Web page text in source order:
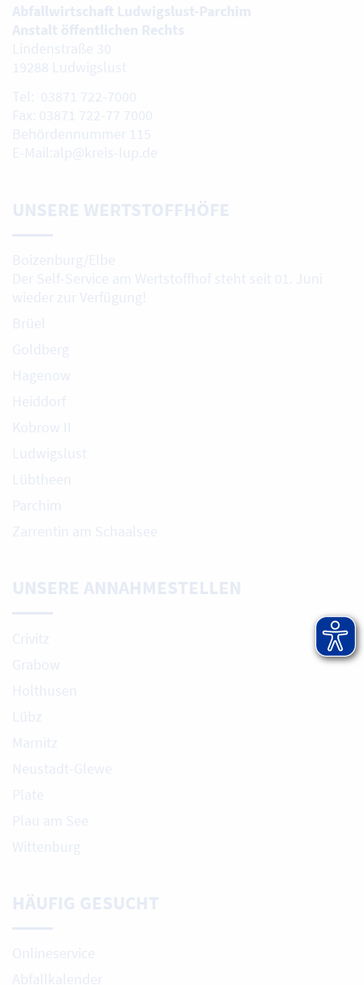
Abfallwirtschaft Ludwigslust-Parchim
Anstalt öffentlichen Rechts
Lindenstraße 30
19288 Ludwigslust
Tel: 03871 722-7000
Fax: 03871 722-77 7000
Behördennummer 115
E-Mail:alp@kreis-lup.de
UNSERE WERTSTOFFHÖFE
Boizenburg/Elbe
Der Self-Service am Wertstoffhof steht seit 01. Juni
wieder zur Verfügung!
Brüel
Goldberg
Hagenow
Heiddorf
Kobrow II
Ludwigslust
Lübtheen
Parchim
Zarrentin am Schaalsee
UNSERE ANNAHMESTELLEN
Crivitz
Grabow
Holthusen
Lübz
Marnitz
Neustadt-Glewe
Plate
Plau am See
Wittenburg
HÄUFIG GESUCHT
Onlineservice
Abfallkalender